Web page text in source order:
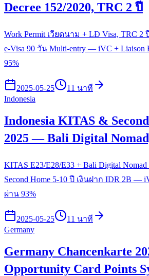
Decree 152/2020, TRC 2 ปี
Work Permit เวียดนาม + LĐ Visa, TRC 2
e-Visa 90 วัน Multi-entry — iVC + Liaison
95%
2025-05-25
11 นาที
Indonesia
Indonesia KITAS &
2025 — Bali Digital
KITAS E23/E28/E33 + Bali Digital
Second Home 5-10 ปี เงินฝาก IDR 2B —
ผ่าน 93%
2025-05-25
11 นาที
Germany
Germany Chancenkarte
Opportunity Card Points